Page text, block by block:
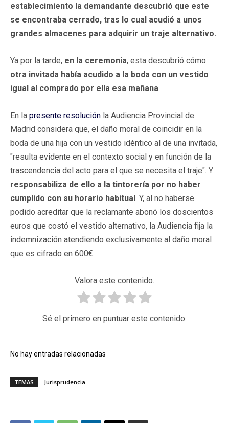
establecimiento la demandante descubrió que este
se encontraba cerrado, tras lo cual acudió a unos
grandes almacenes para adquirir un traje alternativo.
Ya por la tarde, en la ceremonia, esta descubrió cómo
otra invitada había acudido a la boda con un vestido
igual al comprado por ella esa mañana.
En la presente resolución la Audiencia Provincial de
Madrid considera que, el daño moral de coincidir en la
boda de una hija con un vestido idéntico al de una invitada,
"resulta evidente en el contexto social y en función de la
trascendencia del acto para el que se necesita el traje". Y
responsabiliza de ello a la tintorería por no haber
cumplido con su horario habitual. Y, al no haberse
podido acreditar que la reclamante abonó los doscientos
euros que costó el vestido alternativo, la Audiencia fija la
indemnización atendiendo exclusivamente al daño moral
que es cifrado en 600€.
Valora este contenido.
Sé el primero en puntuar este contenido.
No hay entradas relacionadas
TEMAS Jurisprudencia